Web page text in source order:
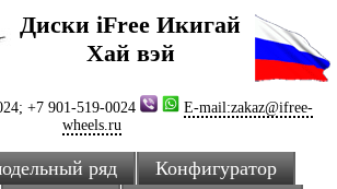
Диски iFree Икигай
Хай вэй
+7 901-519-0024
E-mail:zakaz@ifree-
wheels.ru
ряд
Конфигуратор